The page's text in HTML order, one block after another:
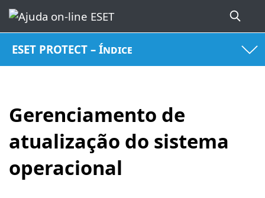
ESET PROTECT – Índice
Gerenciamento de
atualização do sistema
operacional